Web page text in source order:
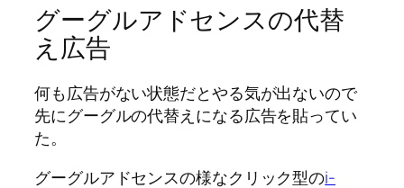
グーグルアドセンスの代替
え広告
何も広告がない状態だとやる気が出ないので
先にグーグルの代替えになる広告を貼ってい
た。
グーグルアドセンスの様なクリック型のi-